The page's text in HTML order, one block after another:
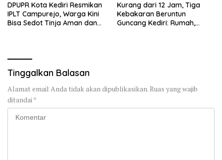
DPUPR Kota Kediri Resmikan
IPLT Campurejo, Warga Kini
Bisa Sedot Tinja Aman dan
Kurang dari 12 Jam, Tiga
Kebakaran Beruntun
Guncang Kediri: Rumah,
Tinggalkan Balasan
Alamat email Anda tidak akan dipublikasikan.Ruas yang wajib
ditandai*